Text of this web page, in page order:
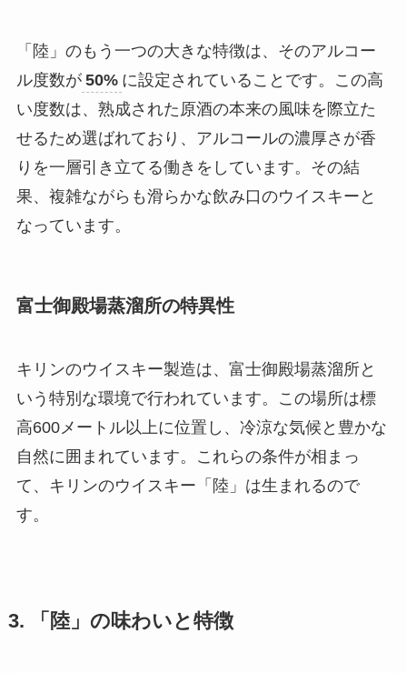
「陸」のもう一つの大きな特徴は、そのアルコー
ル度数が 50% に設定されていることです。この高
い度数は、熟成された原酒の本来の風味を際立た
せるため選ばれており、アルコールの濃厚さが香
りを一層引き立てる働きをしています。その結
果、複雑ながらも滑らかな飲み口のウイスキーと
なっています。
富士御殿場蒸溜所の特異性
キリンのウイスキー製造は、富士御殿場蒸溜所と
いう特別な環境で行われています。この場所は標
高600メートル以上に位置し、冷涼な気候と豊かな
自然に囲まれています。これらの条件が相まっ
て、キリンのウイスキー「陸」は生まれるので
す。
3. 「陸」の味わいと特徴